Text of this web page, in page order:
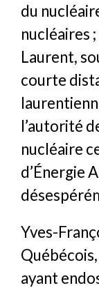
du
nucléaires
Laurent,
courte
l’autorité
nucléaire
d’Énergie
Yves-
ayant